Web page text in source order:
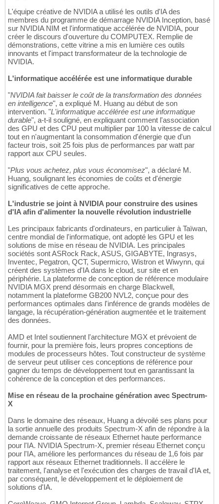
L'équipe créative de NVIDIA a utilisé les outils d'IA des
membres du programme de démarrage NVIDIA Inception, basé
sur NVIDIA NIM et l'informatique accélérée de NVIDIA, pour
créer le discours d'ouverture du COMPUTEX. Remplie de
démonstrations, cette vitrine a mis en lumière ces outils
innovants et l'impact transformateur de la technologie de
NVIDIA.
L'informatique accélérée est une informatique durable
"NVIDIA fait baisser le coût de la transformation des données
en intelligence", a expliqué M. Huang au début de son
intervention. "L'informatique accélérée est une informatique
durable", a-t-il souligné, en expliquant comment l'association
des GPU et des CPU peut multiplier par 100 la vitesse de calcul
tout en n'augmentant la consommation d'énergie que d'un
facteur trois, soit 25 fois plus de performances par watt par
rapport aux CPU seules.
"Plus vous achetez, plus vous économisez", a déclaré M.
Huang, soulignant les économies de coûts et d'énergie
significatives de cette approche.
L'industrie se joint à NVIDIA pour construire des usines
d'IA afin d'alimenter la nouvelle révolution industrielle
Les principaux fabricants d'ordinateurs, en particulier à Taïwan,
centre mondial de l'informatique, ont adopté les GPU et les
solutions de mise en réseau de NVIDIA. Les principales
sociétés sont ASRock Rack, ASUS, GIGABYTE, Ingrasys,
Inventec, Pegatron, QCT, Supermicro, Wistron et Wiwynn, qui
créent des systèmes d'IA dans le cloud, sur site et en
périphérie. La plateforme de conception de référence modulaire
NVIDIA MGX prend désormais en charge Blackwell,
notamment la plateforme GB200 NVL2, conçue pour des
performances optimales dans l'inférence de grands modèles de
langage, la récupération-génération augmentée et le traitement
des données.
AMD et Intel soutiennent l'architecture MGX et prévoient de
fournir, pour la première fois, leurs propres conceptions de
modules de processeurs hôtes. Tout constructeur de système
de serveur peut utiliser ces conceptions de référence pour
gagner du temps de développement tout en garantissant la
cohérence de la conception et des performances.
Mise en réseau de la prochaine génération avec Spectrum-
X
Dans le domaine des réseaux, Huang a dévoilé ses plans pour
la sortie annuelle des produits Spectrum-X afin de répondre à la
demande croissante de réseaux Ethernet haute performance
pour l'IA. NVIDIA Spectrum-X, premier réseau Ethernet conçu
pour l'IA, améliore les performances du réseau de 1,6 fois par
rapport aux réseaux Ethernet traditionnels. Il accélère le
traitement, l'analyse et l'exécution des charges de travail d'IA et,
par conséquent, le développement et le déploiement de
solutions d'IA.